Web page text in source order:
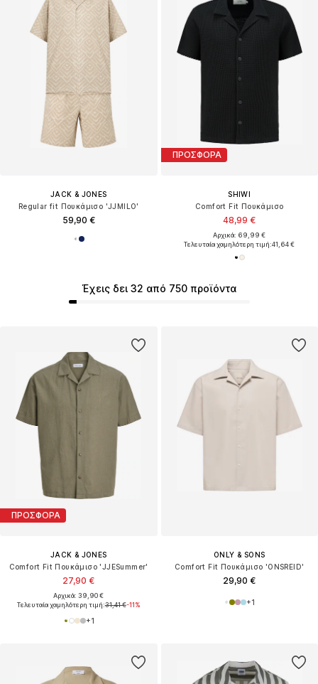
JACK & JONES
Regular fit Πουκάμισο 'JJMILO'
59,90 €
ΠΡΟΣΦΟΡΑ
SHIWI
Comfort Fit Πουκάμισο
48,99 €
Αρχικά: 69,99 €
Τελευταία χαμηλότερη τιμή:41,64 €
ΠΡΟΣΦΟΡΑ
JACK & JONES
Comfort Fit Πουκάμισο 'JJESummer'
27,90 €
Αρχικά: 39,90 €
Τελευταία χαμηλότερη τιμή:31,41 €-11%
+1
Έχεις δει 32 από 750 προϊόντα
ONLY & SONS
Comfort Fit Πουκάμισο 'ONSREID'
29,90 €
+1